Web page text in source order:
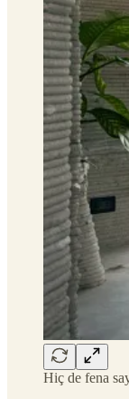
Hiç de fena